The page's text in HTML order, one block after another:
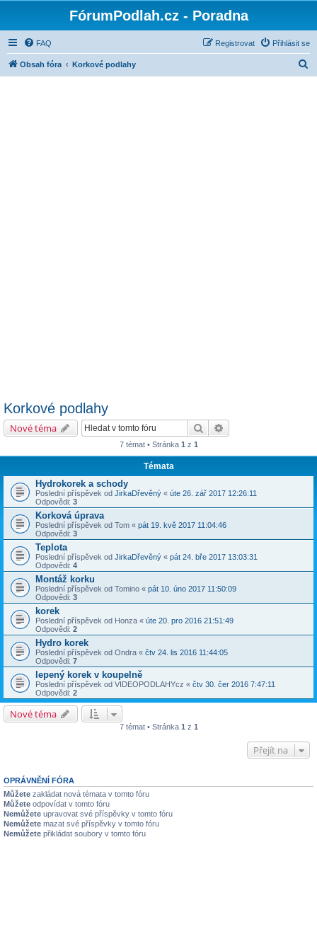
FórumPodlah.cz - Poradna
FAQ Přihlásit se
Registrovat
Obsah fóra Korkové podlahy
Korkové podlahy
Nové téma Hledat
7 témat • Stránka 1 z 1
Témata
Hydrokorek a schody
Poslední příspěvek od JirkaDřevěný « úte 26. zář 2017 12:26:11
Odpovědi: 3
Korková úprava
Poslední příspěvek od Tom « pát 19. kvě 2017 11:04:46
Odpovědi: 3
Teplota
Poslední příspěvek od JirkaDřevěný « pát 24. bře 2017 13:03:31
Odpovědi: 4
Montáž korku
Poslední příspěvek od Tomino « pát 10. úno 2017 11:50:09
Odpovědi: 3
korek
Poslední příspěvek od Honza « úte 20. pro 2016 21:51:49
Odpovědi: 2
Hydro korek
Poslední příspěvek od Ondra « čtv 24. lis 2016 11:44:05
Odpovědi: 7
lepený korek v koupelně
Poslední příspěvek od VIDEOPODLAHYcz « čtv 30. čer 2016 7:47:11
Odpovědi: 2
Nové téma
7 témat • Stránka 1 z 1
Přejít na
OPRÁVNĚNÍ FÓRA
Můžete zakládat nová témata v tomto fóru
Můžete odpovídat v tomto fóru
Nemůžete upravovat své příspěvky v tomto fóru
Nemůžete mazat své příspěvky v tomto fóru
Nemůžete přikládat soubory v tomto fóru